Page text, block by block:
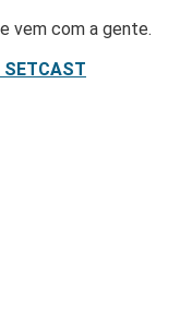
vem com a gente.
SETCAST